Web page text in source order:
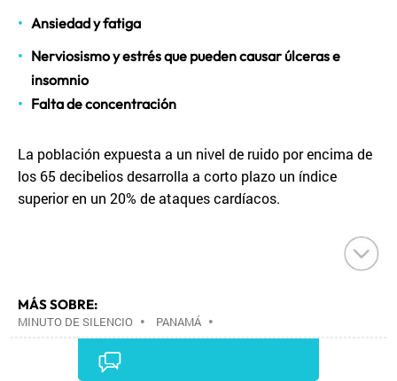
Ansiedad y fatiga
Nerviosismo y estrés que pueden causar úlceras e
insomnio
Falta de concentración
La población expuesta a un nivel de ruido por encima de
los 65 decibelios desarrolla a corto plazo un índice
superior en un 20% de ataques cardíacos.
MÁS SOBRE:
MINUTO DE SILENCIO • PANAMÁ •
CENTROAMÉRICA•LATINOAMÉRICA•AMÉRICA•
•